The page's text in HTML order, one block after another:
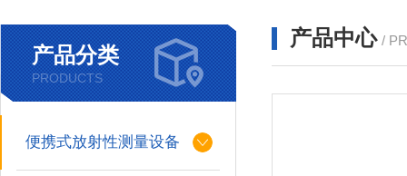
产品分类
PRODUCTS
便携式放射性测量设备
产品中心 /